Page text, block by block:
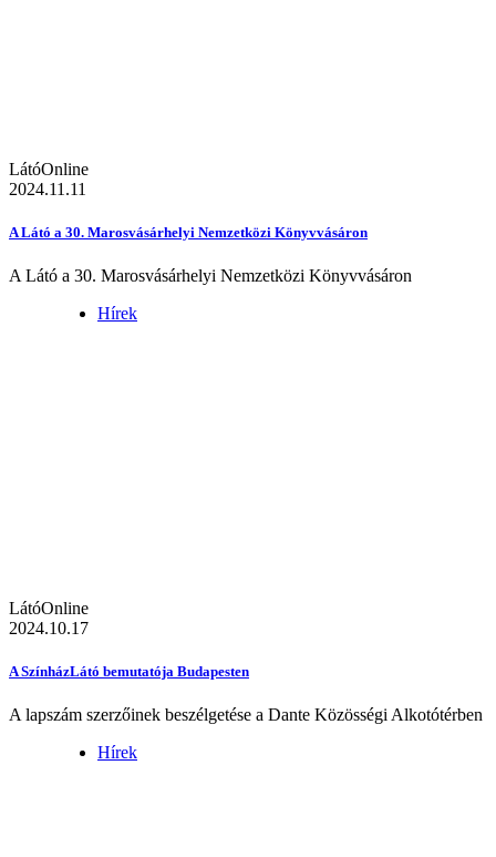
LátóOnline
2024.11.11
A Látó a 30. Marosvásárhelyi Nemzetközi Könyvvásáron
A Látó a 30. Marosvásárhelyi Nemzetközi Könyvvásáron
Hírek
LátóOnline
2024.10.17
A SzínházLátó bemutatója Budapesten
A lapszám szerzőinek beszélgetése a Dante Közösségi Alkotótérben
Hírek